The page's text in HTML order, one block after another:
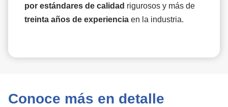
por estándares de calidad rigurosos y más de
treinta años de experiencia en la industria.
Conoce más en detalle